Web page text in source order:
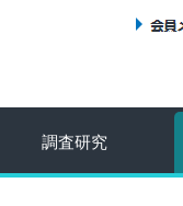
調査研究